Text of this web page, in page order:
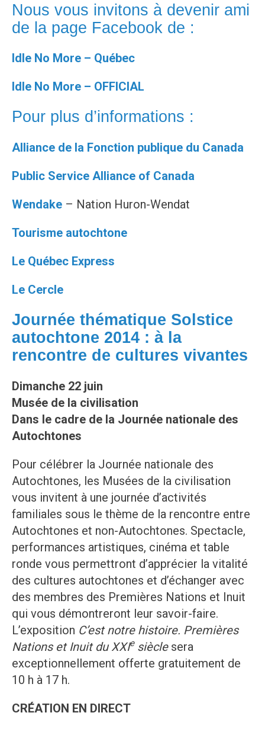
Nous vous invitons à devenir ami
de la page Facebook de :
Idle No More – Québec
Idle No More – OFFICIAL
Pour plus d’informations :
Alliance de la Fonction publique du Canada
Public Service Alliance of Canada
Wendake – Nation Huron-Wendat
Tourisme autochtone
Le Québec Express
Le Cercle
Journée thématique Solstice
autochtone 2014 : à la
rencontre de cultures vivantes
Dimanche 22 juin
Musée de la civilisation
Dans le cadre de la Journée nationale des
Autochtones
Pour célébrer la Journée nationale des
Autochtones, les Musées de la civilisation
vous invitent à une journée d’activités
familiales sous le thème de la rencontre entre
Autochtones et non-Autochtones. Spectacle,
performances artistiques, cinéma et table
ronde vous permettront d’apprécier la vitalité
des cultures autochtones et d’échanger avec
des membres des Premières Nations et Inuit
qui vous démontreront leur savoir-faire.
L’exposition C’est notre histoire. Premières
Nations et Inuit du XXIesièclesera
exceptionnellement offerte gratuitement de
10 h à 17 h.
CRÉATION EN DIRECT